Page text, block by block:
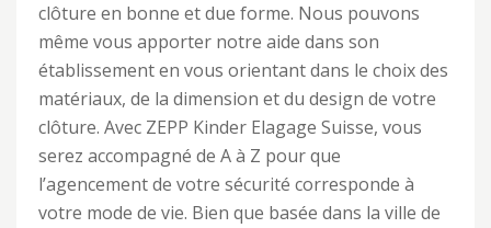
clôture en bonne et due forme. Nous pouvons
même vous apporter notre aide dans son
établissement en vous orientant dans le choix des
matériaux, de la dimension et du design de votre
clôture. Avec ZEPP Kinder Elagage Suisse, vous
serez accompagné de A à Z pour que
l’agencement de votre sécurité corresponde à
votre mode de vie. Bien que basée dans la ville de